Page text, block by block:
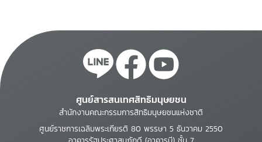
ศูนย์สารสนเทศสิทธิมนุษยชน
สำนักงานคณะกรรมการสิทธิมนุษยชนแห่งชาติ
ศูนย์ราชการเฉลิมพระเกียรติ 80 พรรษา 5 ธันวาคม 2550